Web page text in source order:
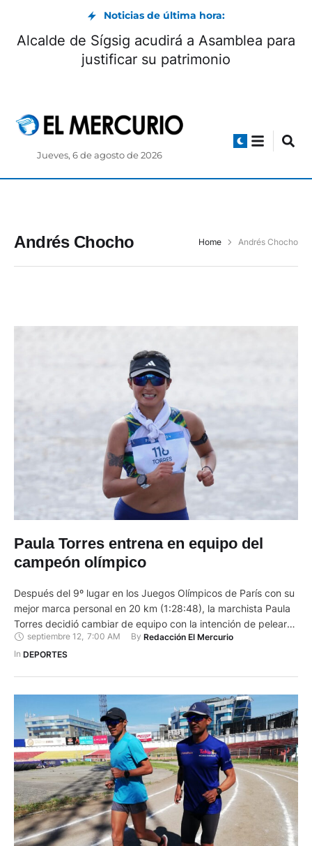
Noticias de última hora:
Alcalde de Sígsig acudirá a Asamblea para
justificar su patrimonio
Jueves, 6 de agosto de 2026
Andrés Chocho Home Andrés Chocho
Paula Torres entrena en equipo del
campeón olímpico
Después del 9º lugar en los Juegos Olímpicos de París con su
mejor marca personal en 20 km (1:28:48), la marchista Paula
Torres decidió cambiar de equipo con la intención de pelear
medalla en Los Ángeles 2028. Tendrá entre sus compañeros
al campeón olímpico Daniel Pintado y a la campeona mundial
septiembre 12, 7:00 AM By Redacción El Mercurio
In DEPORTES